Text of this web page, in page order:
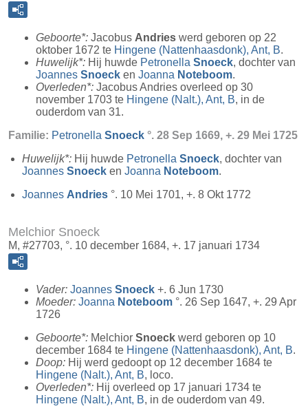
Geboorte*: Jacobus Andries werd geboren op 22
oktober 1672 te Hingene (Nattenhaasdonk), Ant, B.
Huwelijk*: Hij huwde Petronella Snoeck, dochter van
Joannes Snoeck en Joanna Noteboom.
Overleden*: Jacobus Andries overleed op 30
november 1703 te Hingene (Nalt.), Ant, B, in de
ouderdom van 31.
Familie: Petronella Snoeck °. 28 Sep 1669, +. 29 Mei 1725
Huwelijk*: Hij huwde Petronella Snoeck, dochter van
Joannes Snoeck en Joanna Noteboom.
Joannes Andries °. 10 Mei 1701, +. 8 Okt 1772
Melchior Snoeck
M, #27703, °. 10 december 1684, +. 17 januari 1734
Vader: Joannes Snoeck +. 6 Jun 1730
Moeder: Joanna Noteboom °. 26 Sep 1647, +. 29 Apr
1726
Geboorte*: Melchior Snoeck werd geboren op 10
december 1684 te Hingene (Nattenhaasdonk), Ant, B.
Doop: Hij werd gedoopt op 12 december 1684 te
Hingene (Nalt.), Ant, B, loco.
Overleden*: Hij overleed op 17 januari 1734 te
Hingene (Nalt.), Ant, B, in de ouderdom van 49.